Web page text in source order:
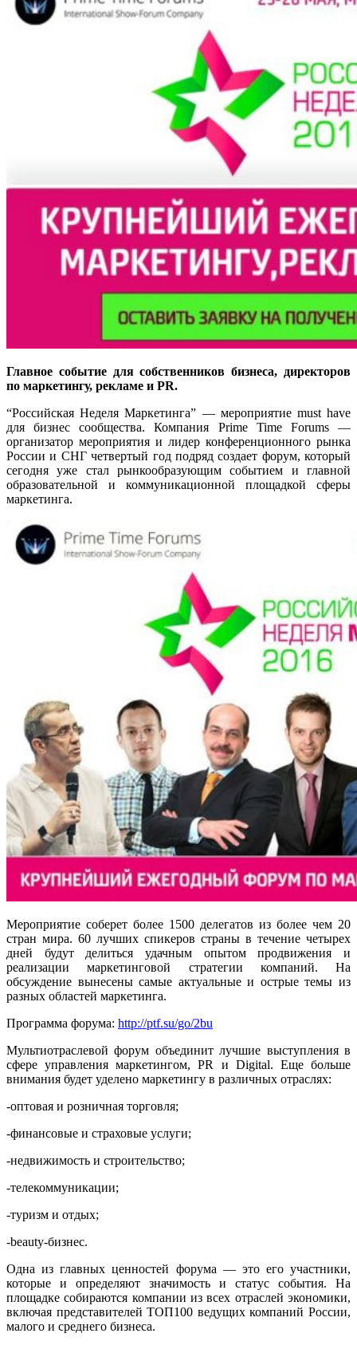
Главное событие для собственников бизнеса, директоров
по маркетингу, рекламе и PR.
“Российская Неделя Маркетинга” — мероприятие must have
для бизнес сообщества. Компания Prime Time Forums —
организатор мероприятия и лидер конференционного рынка
России и СНГ четвертый год подряд создает форум, который
сегодня уже стал рынкообразующим событием и главной
образовательной и коммуникационной площадкой сферы
маркетинга.
Мероприятие соберет более 1500 делегатов из более чем 20
стран мира. 60 лучших спикеров страны в течение четырех
дней будут делиться удачным опытом продвижения и
реализации маркетинговой стратегии компаний. На
обсуждение вынесены самые актуальные и острые темы из
разных областей маркетинга.
Программа форума: http://ptf.su/go/2bu
Мультиотраслевой форум объединит лучшие выступления в
сфере управления маркетингом, PR и Digital. Еще больше
внимания будет уделено маркетингу в различных отраслях:
-оптовая и розничная торговля;
-финансовые и страховые услуги;
-недвижимость и строительство;
-телекоммуникации;
-туризм и отдых;
-beauty-бизнес.
Одна из главных ценностей форума — это его участники,
которые и определяют значимость и статус события. На
площадке собираются компании из всех отраслей экономики,
включая представителей ТОП100 ведущих компаний России,
малого и среднего бизнеса.